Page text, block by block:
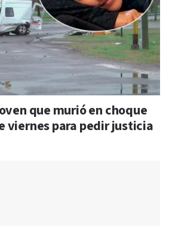
que murió en choque
viernes para pedir justicia